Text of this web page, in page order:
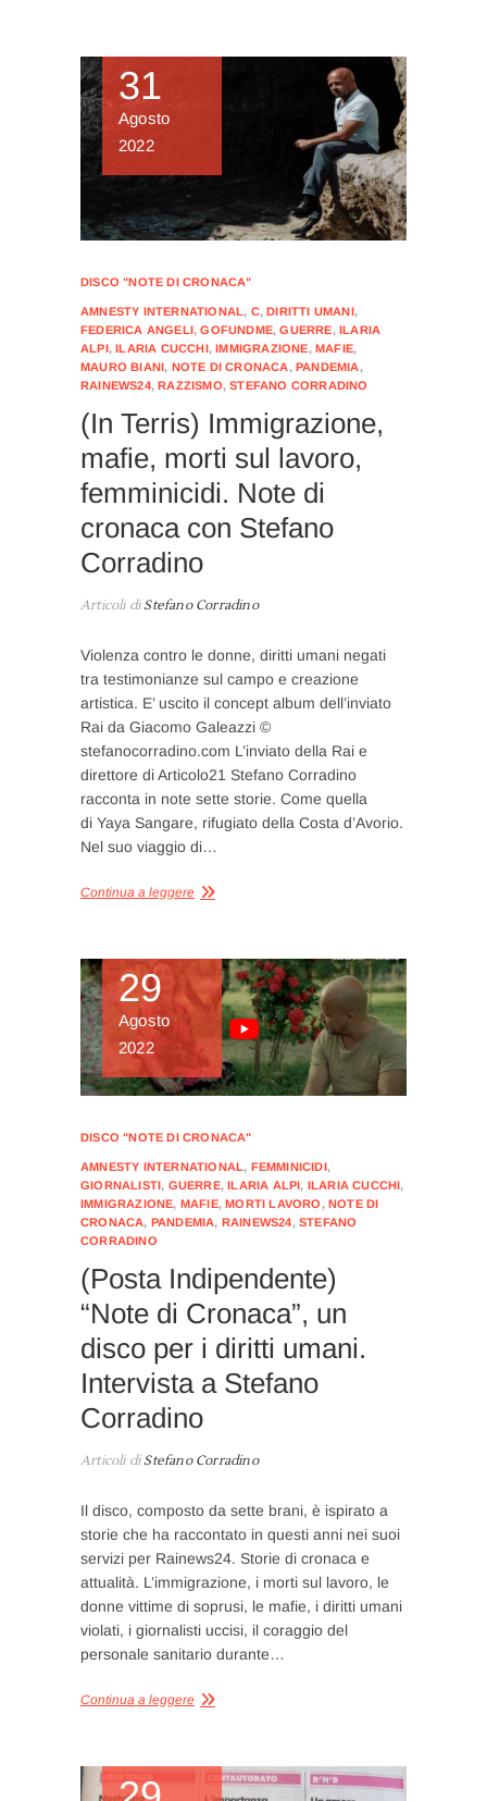
31
Agosto
2022
DISCO "NOTE DI CRONACA"
AMNESTY INTERNATIONAL, C,DIRITTI UMANI,
FEDERICA ANGELI,GOFUNDME,GUERRE,ILARIA
ALPI,ILARIA CUCCHI,IMMIGRAZIONE,MAFIE,
MAURO BIANI, NOTE DI CRONACA,PANDEMIA,
RAINEWS24,RAZZISMO,STEFANO CORRADINO
(In Terris) Immigrazione,
mafie, morti sul lavoro,
femminicidi. Note di
cronaca con Stefano
Corradino
Articoli diStefano Corradino
Violenza contro le donne, diritti umani negati
tra testimonianze sul campo e creazione
artistica. E’ uscito il concept album dell’inviato
Rai da Giacomo Galeazzi ©
stefanocorradino.com L’inviato della Rai e
direttore di Articolo21 Stefano Corradino
racconta in note sette storie. Come quella
di Yaya Sangare, rifugiato della Costa d’Avorio.
Nel suo viaggio di…
Continua a leggere
29
Agosto
2022
DISCO "NOTE DI CRONACA"
AMNESTY INTERNATIONAL, FEMMINICIDI,
GIORNALISTI, GUERRE,ILARIA ALPI, ILARIA CUCCHI,
IMMIGRAZIONE, MAFIE,MORTI LAVORO ,NOTE DI
CRONACA, PANDEMIA, RAINEWS24,STEFANO
CORRADINO
(Posta Indipendente)
“Note di Cronaca”, un
disco per i diritti umani.
Intervista a Stefano
Corradino
Articoli diStefano Corradino
Il disco, composto da sette brani, è ispirato a
storie che ha raccontato in questi anni nei suoi
servizi per Rainews24. Storie di cronaca e
attualità. L’immigrazione, i morti sul lavoro, le
donne vittime di soprusi, le mafie, i diritti umani
violati, i giornalisti uccisi, il coraggio del
personale sanitario durante…
Continua a leggere